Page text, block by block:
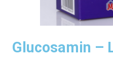
Glucosamin –